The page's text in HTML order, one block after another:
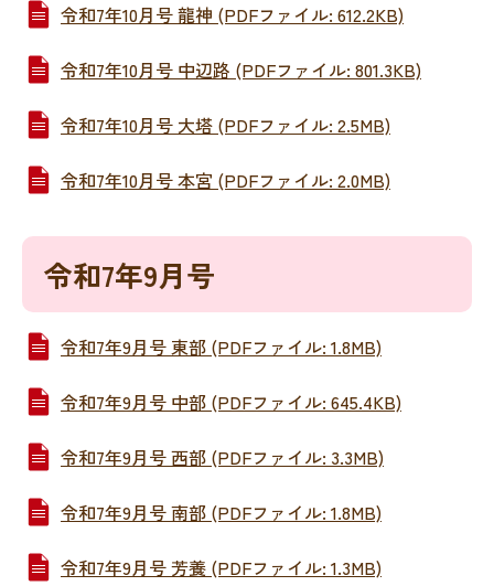
令和7年10月号 龍神 (PDFファイル: 612.2KB)
令和7年10月号 中辺路 (PDFファイル: 801.3KB)
令和7年10月号 大塔 (PDFファイル: 2.5MB)
令和7年10月号 本宮 (PDFファイル: 2.0MB)
令和7年9月号
令和7年9月号 東部 (PDFファイル: 1.8MB)
令和7年9月号 中部 (PDFファイル: 645.4KB)
令和7年9月号 西部 (PDFファイル: 3.3MB)
令和7年9月号 南部 (PDFファイル: 1.8MB)
令和7年9月号 芳養 (PDFファイル: 1.3MB)